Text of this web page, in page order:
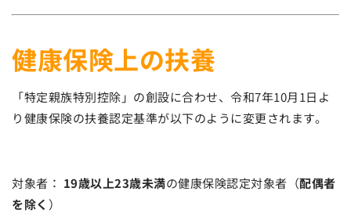
健康保険上の扶養
「特定親族特別控除」の創設に合わせ、令和7年10月1日よ
り健康保険の扶養認定基準が以下のように変更されます。
対象者： 19歳以上23歳未満の健康保険認定対象者（配偶者
を除く ）